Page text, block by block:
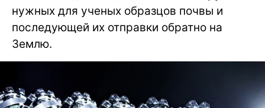
нужных для ученых образцов почвы и
последующей их отправки обратно на
Землю.